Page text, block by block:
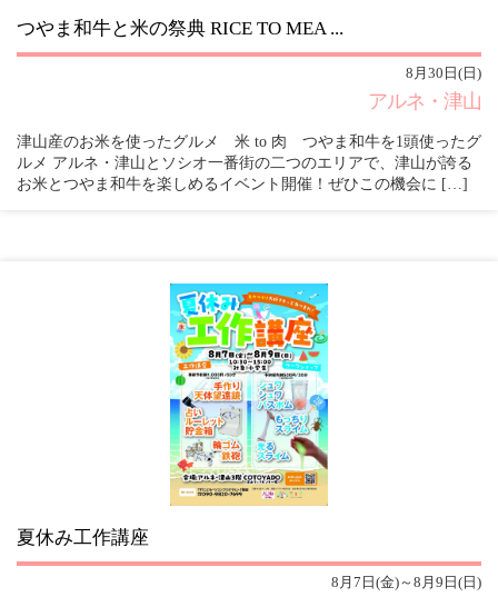
つやま和牛と米の祭典 RICE TO MEA ...
8月30日(日)
アルネ・津山
津山産のお米を使ったグルメ 米 to 肉 つやま和牛を1頭使ったグ
ルメ アルネ・津山とソシオ一番街の二つのエリアで、津山が誇る
お米とつやま和牛を楽しめるイベント開催！ぜひこの機会に […]
夏休み工作講座
8月7日(金)～8月9日(日)